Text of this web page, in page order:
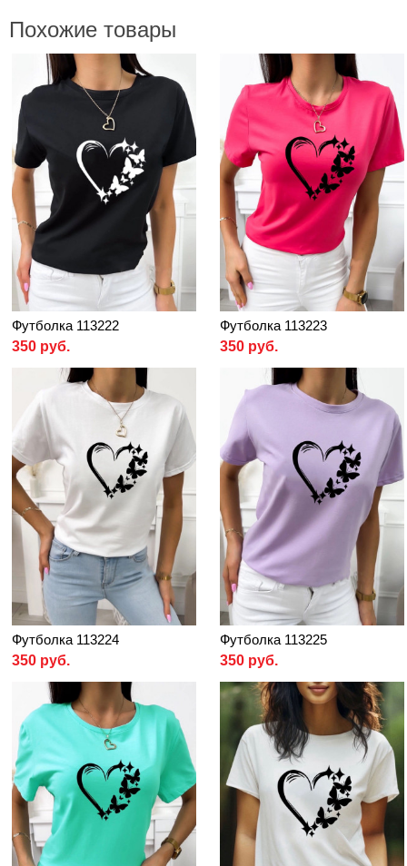
Похожие товары
Футболка 113222
350 руб.
Футболка 113223
350 руб.
Футболка 113224
350 руб.
Футболка 113225
350 руб.